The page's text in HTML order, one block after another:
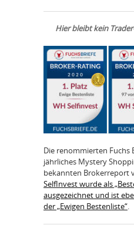
Hier bleibt kein
Die renommierten Fuchs
jährliches Mystery
bekannten Brokerreport
SelfInvest wurde als
ausgezeichnet und ist
der „Ewigen Bestenliste“.